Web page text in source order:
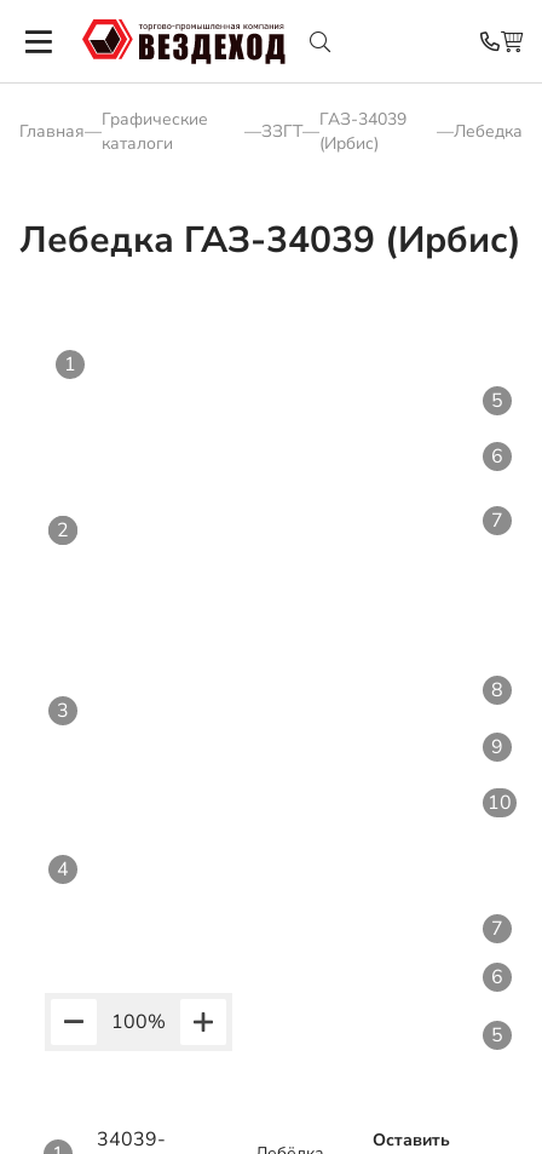
Главная—
Графические
каталоги
—ЗЗГТ—
ГАЗ-34039
(Ирбис)
—Лебедка
Лебедка ГАЗ-34039 (Ирбис)
1
2
2
3
4
5
5
6
6
7
7
8
9
10
100%
34039-
Оставить